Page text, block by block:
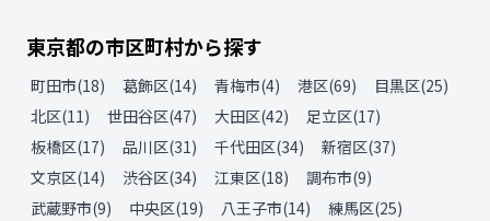
東京都の市区町村から探す
町田市(18) 葛飾区(14) 青梅市(4) 港区(69) 目黒区(25)
北区(11) 世田谷区(47) 大田区(42) 足立区(17)
板橋区(17) 品川区(31) 千代田区(34) 新宿区(37)
文京区(14) 渋谷区(34) 江東区(18) 調布市(9)
武蔵野市(9) 中央区(19) 八王子市(14) 練馬区(25)